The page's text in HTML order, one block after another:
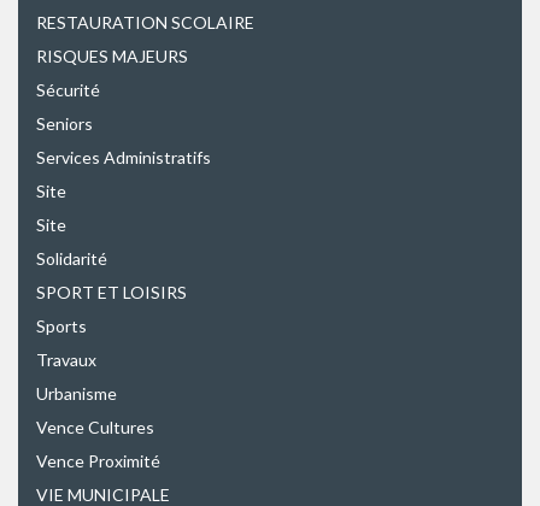
RESTAURATION SCOLAIRE
RISQUES MAJEURS
Sécurité
Seniors
Services Administratifs
Site
Site
Solidarité
SPORT ET LOISIRS
Sports
Travaux
Urbanisme
Vence Cultures
Vence Proximité
VIE MUNICIPALE